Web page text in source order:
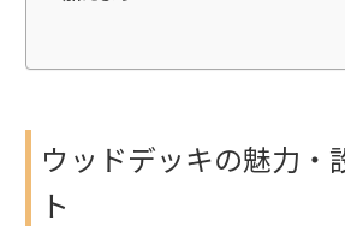
ウッドデッキの魅力・
ト